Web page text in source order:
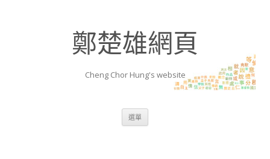
鄭楚雄網頁
Cheng Chor Hung's website
選單